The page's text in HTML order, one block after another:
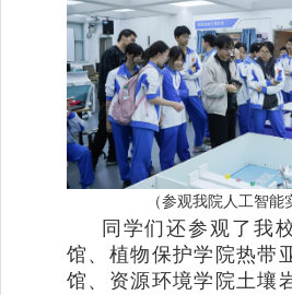
（参观我院人工智能
同学们还参观了我
馆、植物保护学院热带
馆、资源环境学院土壤